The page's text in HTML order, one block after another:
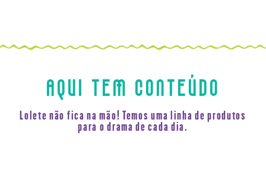
AQUI TEM CONTEÚDO
Lolete não fica na mão! Temos uma linha de produtos
para o drama de cada dia.